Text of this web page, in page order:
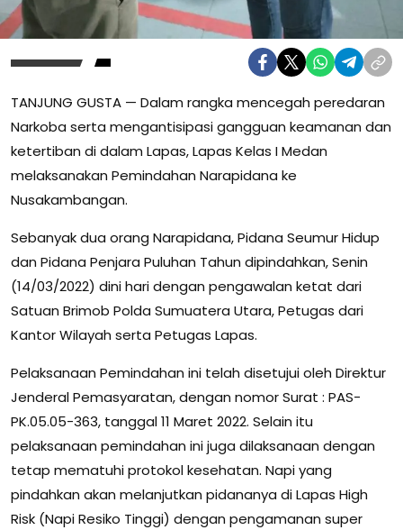
TANJUNG GUSTA — Dalam rangka mencegah peredaran
Narkoba serta mengantisipasi gangguan keamanan dan
ketertiban di dalam Lapas, Lapas Kelas I Medan
melaksanakan Pemindahan Narapidana ke
Nusakambangan.
Sebanyak dua orang Narapidana, Pidana Seumur Hidup
dan Pidana Penjara Puluhan Tahun dipindahkan, Senin
(14/03/2022) dini hari dengan pengawalan ketat dari
Satuan Brimob Polda Sumuatera Utara, Petugas dari
Kantor Wilayah serta Petugas Lapas.
Pelaksanaan Pemindahan ini telah disetujui oleh Direktur
Jenderal Pemasyaratan, dengan nomor Surat : PAS-
PK.05.05-363, tanggal 11 Maret 2022. Selain itu
pelaksanaan pemindahan ini juga dilaksanaan dengan
tetap mematuhi protokol kesehatan. Napi yang
pindahkan akan melanjutkan pidananya di Lapas High
Risk (Napi Resiko Tinggi) dengan pengamanan super